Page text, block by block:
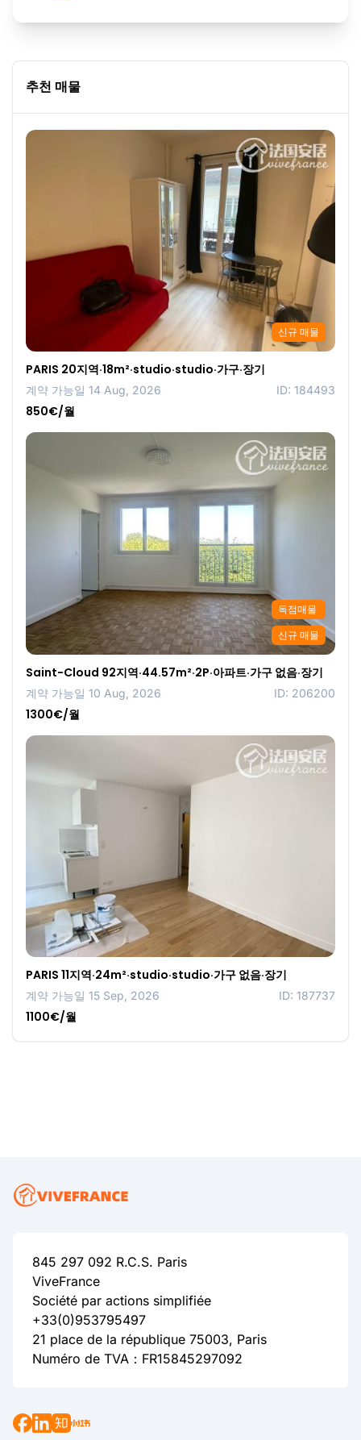
추천 매물
신규 매물
PARIS 20지역·18m²·studio·studio·가구·장기
계약 가능일 14 Aug, 2026 ID: 184493
850€/월
독점매물
신규 매물
Saint-Cloud 92지역·44.57m²·2P·아파트·가구 없음·장기
계약 가능일 10 Aug, 2026 ID: 206200
1300€/월
PARIS 11지역·24m²·studio·studio·가구 없음·장기
계약 가능일 15 Sep, 2026 ID: 187737
1100€/월
845 297 092 R.C.S. Paris
ViveFrance
Société par actions simplifiée
+33(0)953795497
21 place de la république 75003, Paris
Numéro de TVA：FR15845297092